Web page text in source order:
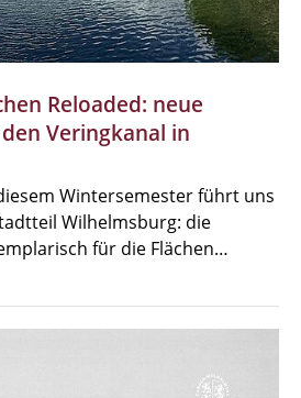
Reloaded: neue
Veringkanal in
Wintersemester führt uns
Wilhelmsburg: die
für die Flächen…